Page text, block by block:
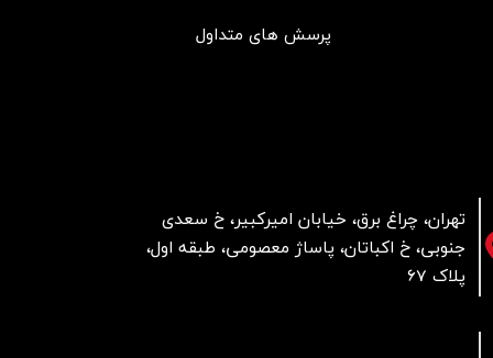
تهران، چراغ برق، خیابان امیرکبیر، خ سعدی
جنوبی، خ اکباتان، پاساژ معصومی، طبقه اول،
پلاک 67
پرسش های متداول